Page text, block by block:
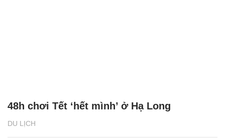
DU LỊCH
48h chơi Tết ‘hết mình’ ở Hạ Long